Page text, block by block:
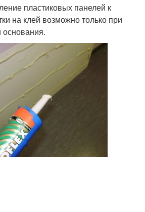
пластиковых панелей к
на клей возможно только при
основания.